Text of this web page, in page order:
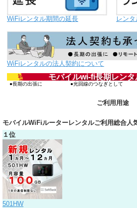
WiFiレンタル期間の延長 レン
WiFiレンタルの法人契約について
モバイルwi-fi長期レンタ
お得‼
長期の出張に 光回線のつなぎとして
ご利用用途
モバイルWiFiルーターレンタルご利用総合人
１位
501HW